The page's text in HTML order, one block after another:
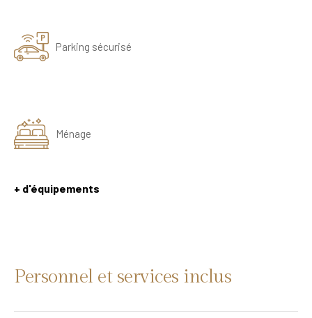
Parking sécurisé
Ménage
+ d'équipements
Personnel et services inclus